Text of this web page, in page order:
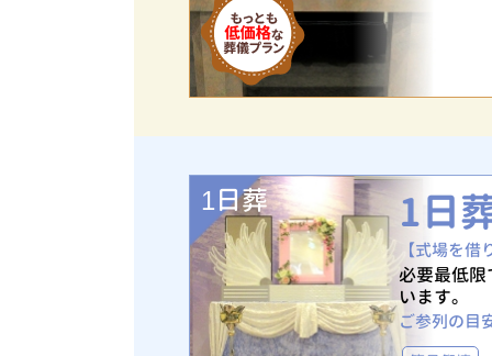
1日葬 1日
【式場を
必要最低
います。
ご参列の目